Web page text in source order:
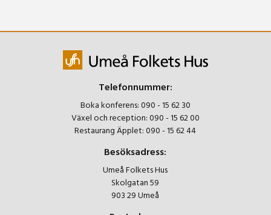
Telefonnummer:
Boka konferens:090 - 15 62 30
Växel och reception:090 - 15 62 00
Restaurang Äpplet:090 - 15 62 44
Besöksadress:
Umeå Folkets Hus
Skolgatan 59
903 29 Umeå